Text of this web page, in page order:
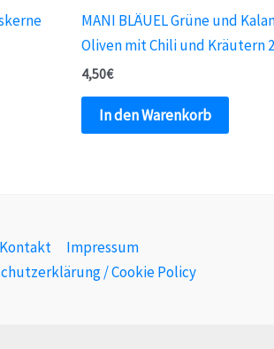
MANI BLÄUEL Grüne und
Oliven mit Chili und Kräutern
4,50€
In den Warenkorb
Kontakt
Impressum
/ Cookie Policy